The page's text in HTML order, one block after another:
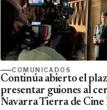
COMUNICADOS
Continúa abierto el
presentar guiones al
Navarra Tierra de Cine